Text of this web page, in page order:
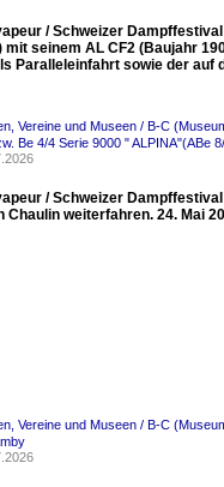
/ Schweizer
mit seinem AL CF2 (Baujahr
Paralleleinfahrt sowie der auf
Vereine und Museen / B-C
Be 4/4 Serie 9000 " ALPINA"(ABe
/ Schweizer
Chaulin weiterfahren. 24. Mai
Vereine und Museen / B-C